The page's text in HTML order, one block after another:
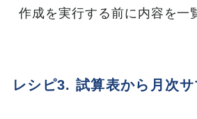
作成を実行する前に内容を一
レシピ3. 試算表から月次